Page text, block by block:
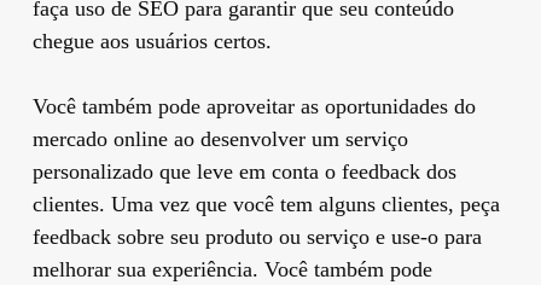
faça uso de SEO para garantir que seu conteúdo
chegue aos usuários certos.
Você também pode aproveitar as oportunidades do
mercado online ao desenvolver um serviço
personalizado que leve em conta o feedback dos
clientes. Uma vez que você tem alguns clientes, peça
feedback sobre seu produto ou serviço e use-o para
melhorar sua experiência. Você também pode